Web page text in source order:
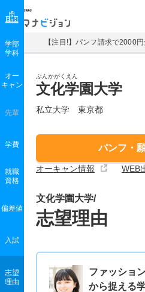
マナビジョン
【注目!】パンフ請求で2000
ぶんかがくえん
文化学園大学
私立大学 東京都
パンフ・
オーキャン情報 WEB
学部
学科
オー
キャン
先輩
学費
就職
資格
偏差値
入試
志望
理由
文化学園大学/
志望理由
ファッショ
から捉える